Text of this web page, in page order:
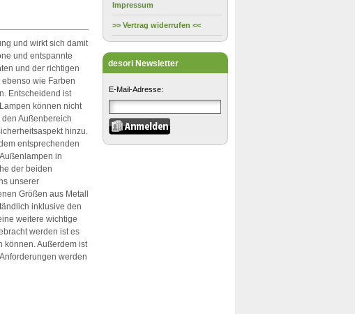
und wirkt sich damit
und entspannte
und der richtigen
wie Farben
Entscheidend ist
können nicht
Außenbereich
hinzu.
entsprechenden
in
der beiden
unserer
Größen aus Metall
inklusive den
weitere wichtige
werden ist es
können. Außerdem ist
werden
Impressum
>> Vertrag widerrufen <<
desori Newsletter
E-Mail-Adresse: